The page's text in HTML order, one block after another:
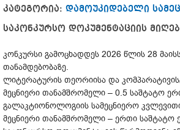
კატეგორია: დამოუკიდებელი
საკონკურსო დოკუმენტაციის
კონკურსი გამოცხადდეს 2026 წლის 28
თანამდებობაზე.
ლიტერატურის თეორიისა და
მეცნიერი თანამშრომელი – 0.5 საშტატო
გალაკტიონოლოგიის სამეცნიერო
მეცნიერი თანამშრომელი – ერთი